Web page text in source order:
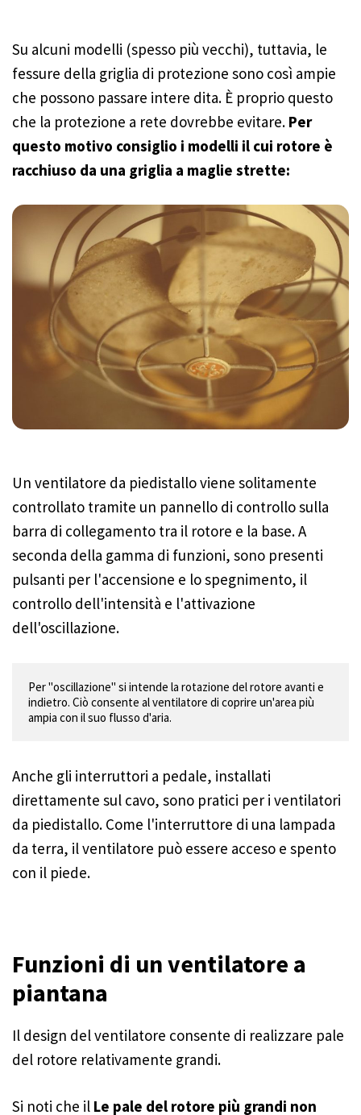
Su alcuni modelli (spesso più vecchi), tuttavia, le
fessure della griglia di protezione sono così ampie
che possono passare intere dita. È proprio questo
che la protezione a rete dovrebbe evitare. Per
questo motivo consiglio i modelli il cui rotore è
racchiuso da una griglia a maglie strette:
Un ventilatore da piedistallo viene solitamente
controllato tramite un pannello di controllo sulla
barra di collegamento tra il rotore e la base. A
seconda della gamma di funzioni, sono presenti
pulsanti per l'accensione e lo spegnimento, il
controllo dell'intensità e l'attivazione
dell'oscillazione.
Per "oscillazione" si intende la rotazione del rotore avanti e
indietro. Ciò consente al ventilatore di coprire un'area più
Anche gli interruttori a pedale, installati
direttamente sul cavo, sono pratici per i ventilatori
da piedistallo. Come l'interruttore di una lampada
da terra, il ventilatore può essere acceso e spento
con il piede.
Funzioni di un ventilatore a
piantana
Il design del ventilatore consente di realizzare pale
del rotore relativamente grandi.
Si noti che il Le pale del rotore più grandi non